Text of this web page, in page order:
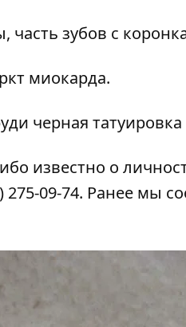
часть зубов с
миокарда.
черная
известно о
275-09-74. Ранее мы